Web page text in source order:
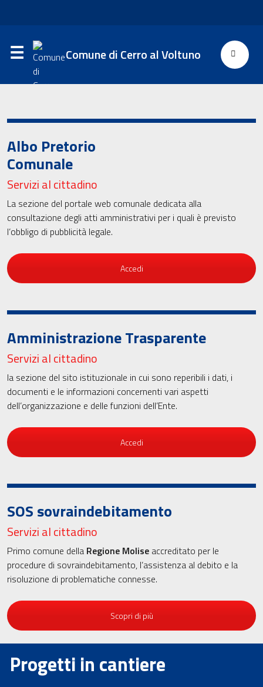
Comune di Cerro al Voltuno
Albo Pretorio
Comunale
Servizi al cittadino
La sezione del portale web comunale dedicata alla
consultazione degli atti amministrativi per i quali è previsto
l’obbligo di pubblicità legale.
Accedi
Amministrazione Trasparente
Servizi al cittadino
la sezione del sito istituzionale in cui sono reperibili i dati, i
documenti e le informazioni concernenti vari aspetti
dell’organizzazione e delle funzioni dell’Ente.
Accedi
SOS sovraindebitamento
Servizi al cittadino
Primo comune della Regione Molise accreditato per le
procedure di sovraindebitamento, l’assistenza al debito e la
risoluzione di problematiche connesse.
Scopri di più
Progetti in cantiere